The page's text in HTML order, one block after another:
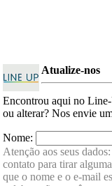
Atualize-nos
Encontrou aqui no
ou alterar? Nos envie
Nome:
Atenção aos seus
contato para tirar
que o nome e o e-mail